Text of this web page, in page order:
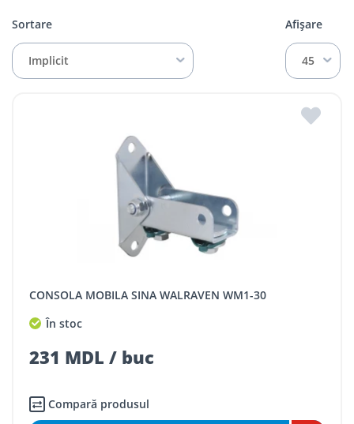
Sortare
Implicit
Afișare
45
CONSOLA MOBILA SINA WALRAVEN WM1-30
În stoc
231 MDL / buc
Compară produsul